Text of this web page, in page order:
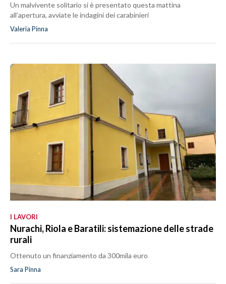
Un malvivente solitario si è presentato questa mattina
all’apertura, avviate le indagini dei carabinieri
Valeria Pinna
I LAVORI
Nurachi, Riola e Baratili: sistemazione delle strade
rurali
Ottenuto un finanziamento da 300mila euro
Sara Pinna